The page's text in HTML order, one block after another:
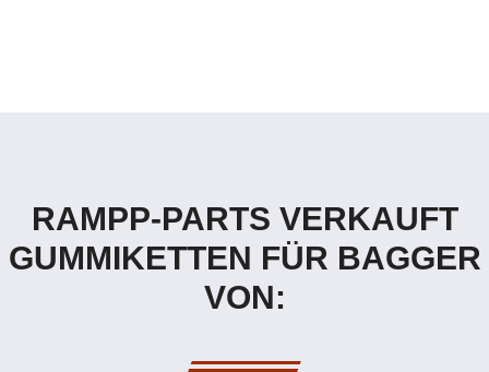
RAMPP-PARTS VERKAUFT
GUMMIKETTEN FÜR BAGGER
VON: